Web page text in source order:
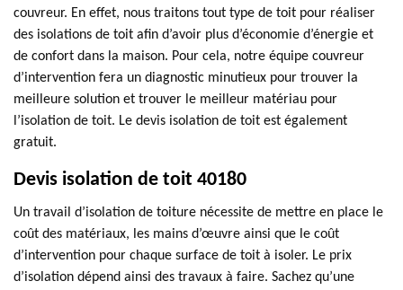
couvreur. En effet, nous traitons tout type de toit pour réaliser
des isolations de toit afin d’avoir plus d’économie d’énergie et
de confort dans la maison. Pour cela, notre équipe couvreur
d’intervention fera un diagnostic minutieux pour trouver la
meilleure solution et trouver le meilleur matériau pour
l’isolation de toit. Le devis isolation de toit est également
gratuit.
Devis isolation de toit 40180
Un travail d’isolation de toiture nécessite de mettre en place le
coût des matériaux, les mains d’œuvre ainsi que le coût
d’intervention pour chaque surface de toit à isoler. Le prix
d’isolation dépend ainsi des travaux à faire. Sachez qu’une